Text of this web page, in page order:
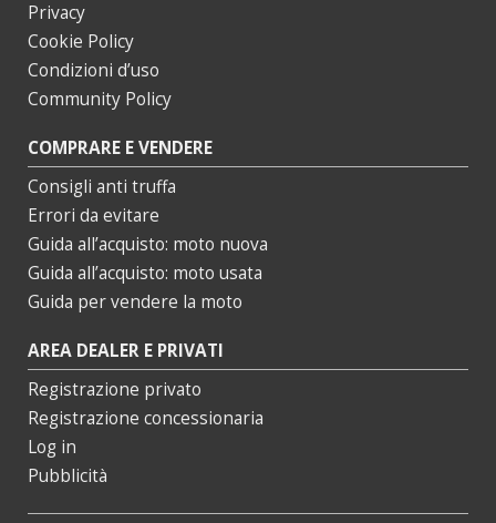
Privacy
Cookie Policy
Condizioni d’uso
Community Policy
COMPRARE E VENDERE
Consigli anti truffa
Errori da evitare
Guida all’acquisto: moto nuova
Guida all’acquisto: moto usata
Guida per vendere la moto
AREA DEALER E PRIVATI
Registrazione privato
Registrazione concessionaria
Log in
Pubblicità